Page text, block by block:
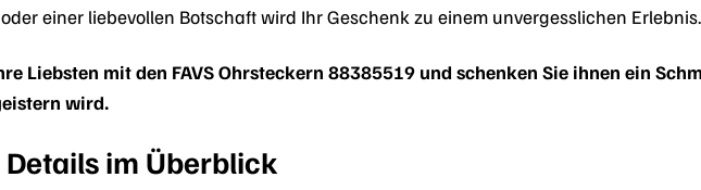
einer liebevollen Botschaft wird Ihr Geschenk zu einem unvergesslichen Erlebnis.
Liebsten mit den FAVS Ohrsteckern 88385519 und schenken Sie ihnen ein
wird.
im Überblick